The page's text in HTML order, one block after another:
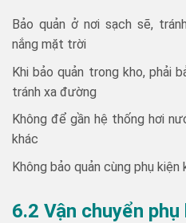
Bảo quản ở nơi sạch sẽ,
nắng mặt trời
Khi bảo quản trong kho, phải
tránh xa đường
Không để gần hệ thống hơi
khác
Không bảo quản cùng phụ kiện
6.2 Vận chuyển phụ